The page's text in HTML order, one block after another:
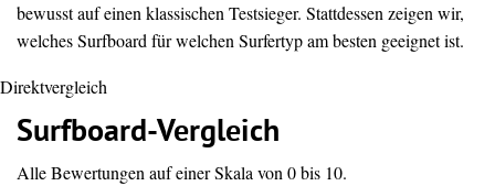
bewusst auf einen klassischen Testsieger. Stattdessen zeigen wir,
welches Surfboard für welchen Surfertyp am besten geeignet ist.
Direktvergleich
Surfboard-Vergleich
Alle Bewertungen auf einer Skala von 0 bis 10.